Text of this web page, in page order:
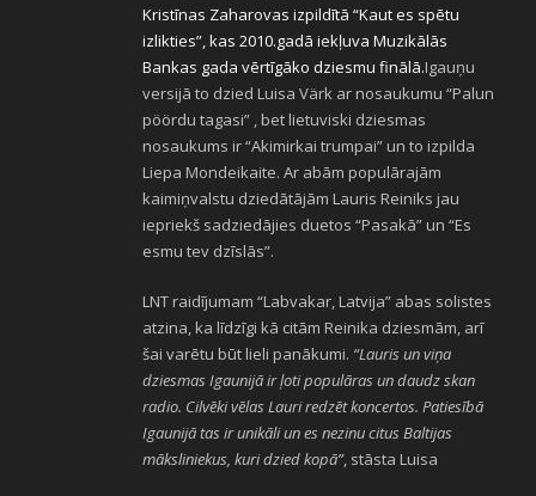
Kristīnas Zaharovas izpildītā “Kaut es spētu
izlikties”, kas 2010.gadā iekļuva Muzikālās
Bankas gada vērtīgāko dziesmu finālā.Igauņu
versijā to dzied Luisa Värk ar nosaukumu “Palun
pöördu tagasi” , bet lietuviski dziesmas
nosaukums ir “Akimirkai trumpai” un to izpilda
Liepa Mondeikaite. Ar abām populārajām
kaimiņvalstu dziedātājām Lauris Reiniks jau
iepriekš sadziedājies duetos “Pasakā” un “Es
esmu tev dzīslās”.
LNT raidījumam “Labvakar, Latvija” abas solistes
atzina, ka līdzīgi kā citām Reinika dziesmām, arī
šai varētu būt lieli panākumi. “Lauris un viņa
dziesmas Igaunijā ir ļoti populāras un daudz skan
radio. Cilvēki vēlas Lauri redzēt koncertos. Patiesībā
Igaunijā tas ir unikāli un es nezinu citus Baltijas
māksliniekus, kuri dzied kopā”, stāsta Luisa